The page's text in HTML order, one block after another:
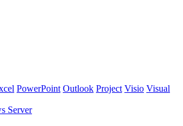
PowerPoint Outlook Project Visio Visual
Server